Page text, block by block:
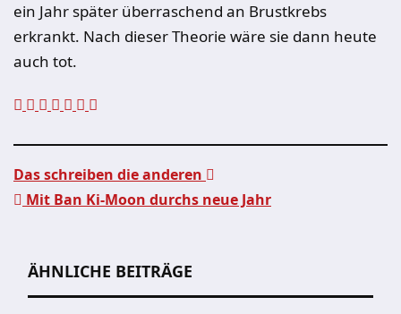
ein Jahr später überraschend an Brustkrebs
erkrankt. Nach dieser Theorie wäre sie dann heute
auch tot.
Das schreiben die anderen
Mit Ban Ki-Moon durchs neue Jahr
ÄHNLICHE BEITRÄGE